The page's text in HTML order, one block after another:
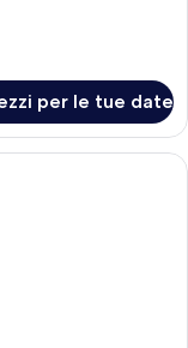
per le tue date
moderna con un